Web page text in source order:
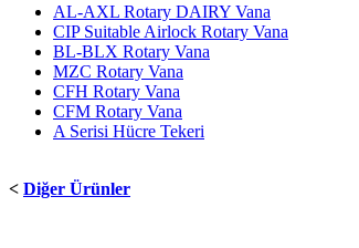
AL-AXL Rotary DAIRY Vana
CIP Suitable Airlock Rotary Vana
BL-BLX Rotary Vana
MZC Rotary Vana
CFH Rotary Vana
CFM Rotary Vana
A Serisi Hücre Tekeri
< Diğer Ürünler